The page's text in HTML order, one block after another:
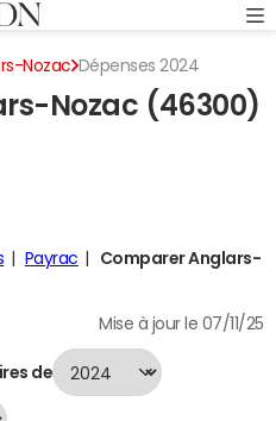
Nozac Dépenses 2024
Nozac (46300)
Payrac
Comparer Anglars-
Mise à jour le 07/11/25
de